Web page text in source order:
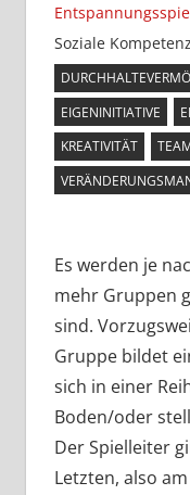
Soziale
EIGENINITIATIVE
KREATIVITÄT
Es werden je
mehr Gruppen
sind.
Gruppe bildet
sich in einer
Boden/oder
Der Spielleiter
Letzten, also